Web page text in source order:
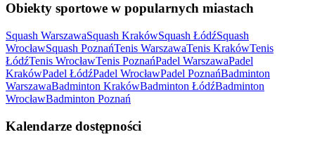
Obiekty sportowe w popularnych miastach
Squash WarszawaSquash KrakówSquash ŁódźSquash
WrocławSquash PoznańTenis WarszawaTenis KrakówTenis
ŁódźTenis WrocławTenis PoznańPadel WarszawaPadel
KrakówPadel ŁódźPadel WrocławPadel PoznańBadminton
WarszawaBadminton KrakówBadminton ŁódźBadminton
WrocławBadminton Poznań
Kalendarze dostępności